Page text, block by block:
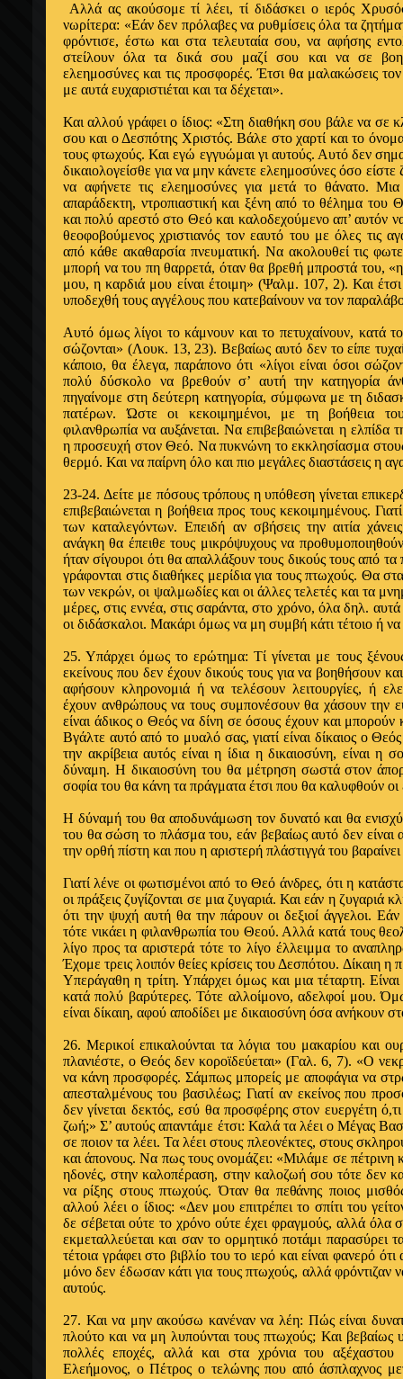
Αλλά ας ακούσομε τί λέει, τί διδάσκει ο ιε­ρός
νωρίτερα: «Εάν δεν πρόλαβες να ρυθμίσεις όλα τα
φρόντισε, έ­στω και στα τελευταία σου, να αφήσης
στείλουν όλα τα δικά σου μαζί σου και να σε
ελεημοσύνες και τις προσφορές. Έτσι θα μαλακώσεις
με αυτά ευχαριστιέται και τα δέχεται».
Και αλλού γράφει ο ίδιος: «Στη διαθήκη σου βάλε να σε
σου και ο Δεσπότης Χριστός. Βάλε στο χαρτί και το
τους φτω­χούς. Και εγώ εγγυώμαι γι αυτούς. Αυτό δεν
δικαιολογείσθε για να μην κάνετε ελεημοσύνες όσο είστε
να αφήνετε τις ελεημο­σύνες για μετά το θάνατο. Μια
απαράδεκτη, ντροπιαστική και ξένη από το θέλημα του
και πολύ αρεστό στο Θεό και καλοδεχούμενο απ’ αυτόν
θεοφο­βούμενος χριστιανός τον εαυτό του με όλες τις
από κάθε ακαθαρ­σία πνευματική. Να ακολουθεί τις
μπορή να του πη θαρρετά, όταν θα βρεθή μπροστά του,
μου, η καρδιά μου είναι έτοιμη» (Ψαλμ. 107, 2). Και
υποδεχθή τους αγγέλους που κατεβαίνουν να τον
Αυτό όμως λίγοι το κάμνουν και το πετυχαί­νουν, κατά το
σώζονται» (Λουκ. 13, 23). Βεβαίως αυτό δεν το είπε
κάποιο, θα έ­λεγα, παράπονο ότι «λίγοι είναι όσοι
πολύ δύσκολο να βρε­θούν σ’ αυτή την κατηγορία
πηγαίνομε στη δεύτερη κατηγορία, σύμφωνα με τη
πατέρων. Ώστε οι κεκοιμημένοι, με τη βοή­θεια
φιλανθρωπία να αυξάνεται. Να επιβεβαιώνεται η
η προσευχή στον Θεό. Να πυκνώνη το εκκλησίασμα στους
θερμό. Και να παίρνη όλο και πιο μεγάλες διαστάσεις η
23-24. Δείτε με πόσους τρόπους η υπόθεση γί­νεται
επιβεβαιώνεται η βοήθεια προς τους κεκοιμημένους.
των καταλεγόντων. Επειδή αν σβήσεις την αιτία
ανάγκη θα έπειθε τους μι­κρόψυχους να
ήταν σίγουροι ότι θα απαλλάξουν τους δικούς τους από
γράφονται στις διαθήκες μερίδια για τους πτωχούς. Θα
των νεκρών, οι ψαλμωδίες και οι άλλες τελετές και τα
μέρες, στις εννέα, στις σαράντα, στο χρόνο, όλα δηλ.
οι διδάσκα­λοι. Μακάρι όμως να μη συμβή κάτι τέτοιο ή
25. Υπάρχει όμως το ερώτημα: Τί γίνεται με τους
εκείνους που δεν έχουν δικούς τους για να βοηθήσουν
αφήσουν κληρονο­μιά ή να τελέσουν λειτουργίες, ή
έχουν ανθρώπους να τους συ­μπονέσουν θα χάσουν την
είναι άδικος ο Θεός να δίνη σε ό­σους έχουν και
Βγάλτε αυτό από το μυαλό σας, γιατί είναι δίκαιος ο
την ακρίβεια αυτός είναι η ίδια η δικαιοσύνη, είναι η
δύναμη. Η δι­καιοσύνη του θα μέτρηση σωστά στον
σοφία του θα κάνη τα πράγματα έτσι που θα καλυφθούν οι
Η δύναμή του θα αποδυνάμωση τον δυνατό και θα
του θα σώση το πλάσμα του, εάν βεβαίως αυτό δεν είναι
την ορθή πίστη και που η αριστερή πλάστιγγά του
Γιατί λένε οι φωτισμένοι από το Θεό άνδρες, ότι η
οι πράξεις ζυγίζονται σε μια ζυγαριά. Και εάν η ζυ­γαριά
ότι την ψυχή αυτή θα την πάρουν οι δεξιοί άγγελοι. Εάν
τότε νικάει η φι­λανθρωπία του Θεού. Αλλά κατά τους
λίγο προς τα αριστερά τότε το λίγο έλλειμμα το
Έχομε τρεις λοιπόν θείες κρίσεις του Δεσπότου. Δίκαιη
Υπεράγαθη η τρίτη. Υπάρχει όμως και μια τέταρτη. Είναι
κατά πολύ βαρύτερες. Τότε αλλοίμονο, αδελφοί μου.
είναι δί­καιη, αφού αποδίδει με δικαιοσύνη όσα ανήκουν
26. Μερικοί επικαλούνται τα λόγια του μακα­ρίου και
πλανιέ­στε, ο Θεός δεν κοροϊδεύεται» (Γαλ. 6, 7). «Ο
να κάνη προσφο­ρές. Σάμπως μπορείς με αποφάγια να
απεσταλμένους του βα­σιλέως; Γιατί αν εκείνος που
δεν γίνεται δεκτός, εσύ θα προσφέρης στον ευεργέτη
ζωή;» Σ’ αυτούς απαντάμε έτσι: Καλά τα λέει ο Μέγας
σε ποιον τα λέει. Τα λέει στους πλεονέκτες, στους
και άπονους. Να πως τους ονομάζει: «Μιλάμε σε πέ­τρινη
ηδονές, στην καλοπέραση, στην καλοζωή σου τότε δεν
να ρίξης στους πτωχούς. Όταν θα πεθάνης ποιος
αλλού λέει ο ίδιος: «Δεν μου επιτρέπει το σπίτι του
δε σέβεται ούτε το χρόνο ούτε έχει φραγμούς, αλλά όλα
εκμεταλλεύεται και σαν το ορμητικό ποτάμι
τέτοια γράφει στο βιβλίο του το ιερό και είναι φανερό
μόνο δεν έδω­σαν κάτι για τους πτωχούς, αλλά φρόντιζαν
αυτούς.
27. Και να μην ακούσω κανέναν να λέη: Πώς είναι
πλούτο και να μη λυπούνται τους πτωχούς; Και βεβαίως
πολλές εποχές, αλλά και στα χρόνια του αξέχαστου
Ελεήμονος, ο Πέτρος ο τελώ­νης που από άσπλαχνος